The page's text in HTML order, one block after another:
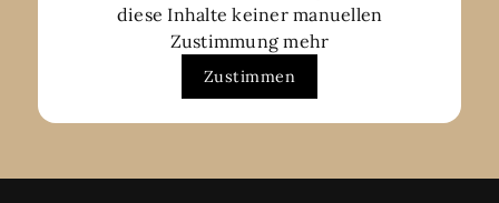
Frank Herkert und Diana Schüler -
Geisweid, den 25.02.2026
diese Inhalte keiner manuellen
Zustimmung mehr
Zustimmen